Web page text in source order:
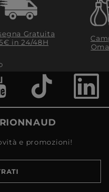
Gratuita
in 24/48H
e promozioni!